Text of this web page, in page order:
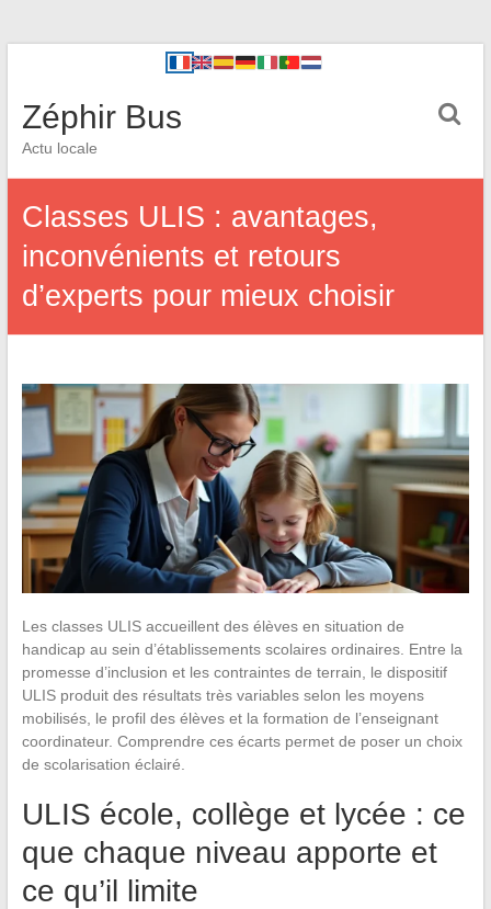
Zéphir Bus
Actu locale
Classes ULIS : avantages,
inconvénients et retours
d’experts pour mieux choisir
Les classes ULIS accueillent des élèves en situation de
handicap au sein d’établissements scolaires ordinaires. Entre la
promesse d’inclusion et les contraintes de terrain, le dispositif
ULIS produit des résultats très variables selon les moyens
mobilisés, le profil des élèves et la formation de l’enseignant
coordinateur. Comprendre ces écarts permet de poser un choix
de scolarisation éclairé.
ULIS école, collège et lycée : ce
que chaque niveau apporte et
ce qu’il limite